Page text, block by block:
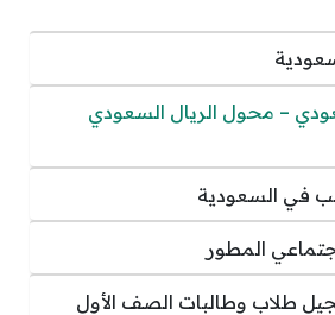
– محول الريال السعودي
في السعودية
المطور
طلاب وطالبات الصف الأول